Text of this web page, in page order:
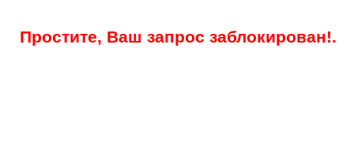
Простите, Ваш запрос заблокирован!.